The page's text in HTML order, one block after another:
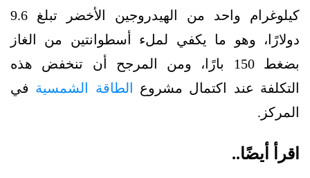
كيلوغرام واحد من الهيدروجين الأخضر تبلغ 9.6
دولارًا، وهو ما يكفي لملء أسطوانتين من الغاز
بضغط 150 بارًا، ومن المرجح أن تنخفض هذه
التكلفة عند اكتمال مشروع
الطاقة الشمسية في
المركز.
اقرأ أيضًا..